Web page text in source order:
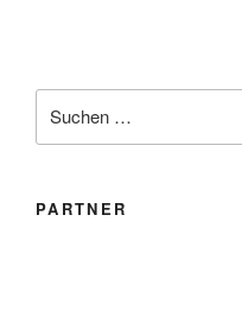
nach:
PARTNER